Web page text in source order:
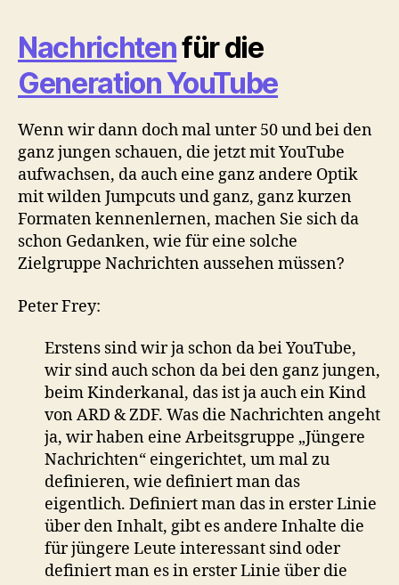
Nachrichtenfür die
Generation YouTube
Wenn wir dann doch mal unter 50 und bei den
ganz jungen schauen, die jetzt mit YouTube
aufwachsen, da auch eine ganz andere Optik
mit wilden Jumpcuts und ganz, ganz kurzen
Formaten kennenlernen, machen Sie sich da
schon Gedanken, wie für eine solche
Zielgruppe Nachrichten aussehen müssen?
Peter Frey:
Erstens sind wir ja schon da bei YouTube,
wir sind auch schon da bei den ganz jungen,
beim Kinderkanal, das ist ja auch ein Kind
von ARD & ZDF. Was die Nachrichten angeht
ja, wir haben eine Arbeitsgruppe „Jüngere
Nachrichten“ eingerichtet, um mal zu
definieren, wie definiert man das
eigentlich. Definiert man das in erster Linie
über den Inhalt, gibt es andere Inhalte die
für jüngere Leute interessant sind oder
definiert man es in erster Linie über die